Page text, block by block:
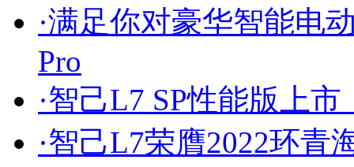
·满足你对豪华智能电
Pro
·智己L7 SP性能版上市
·智己L7荣膺2022环青